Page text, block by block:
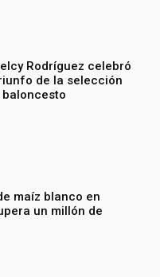
Rodríguez celebró
de la selección
maíz blanco en
un millón de